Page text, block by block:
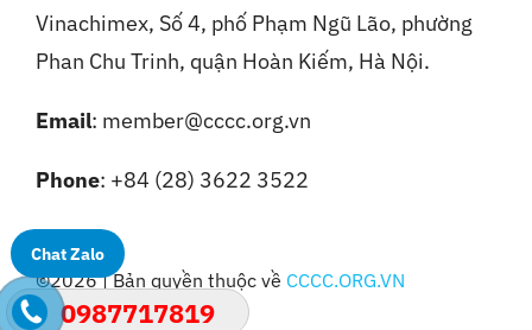
Vinachimex, Số 4, phố Phạm Ngũ Lão, phường
Phan Chu Trinh, quận Hoàn Kiếm, Hà Nội.
Email: member@cccc.org.vn
Phone: +84 (28) 3622 3522
©2026 | Bản quyền thuộc về CCCC.ORG.VN
Chat Zalo
0987717819